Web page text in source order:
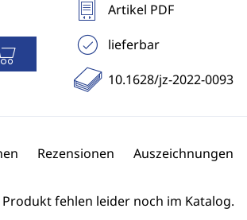
Artikel PDF
lieferbar
10.1628/jz-2022-0093
Rezensionen Auszeichnungen
fehlen leider noch im Katalog.